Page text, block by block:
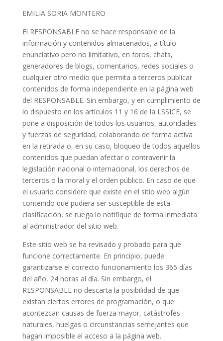
EMILIA SORIA MONTERO
El RESPONSABLE no se hace responsable de la
información y contenidos almacenados, a título
enunciativo pero no limitativo, en foros, chats,
generadores de blogs, comentarios, redes sociales o
cualquier otro medio que permita a terceros publicar
contenidos de forma independiente en la página web
del RESPONSABLE. Sin embargo, y en cumplimiento de
lo dispuesto en los artículos 11 y 16 de la LSSICE, se
pone a disposición de todos los usuarios, autoridades
y fuerzas de seguridad, colaborando de forma activa
en la retirada o, en su caso, bloqueo de todos aquellos
contenidos que puedan afectar o contravenir la
legislación nacional o internacional, los derechos de
terceros o la moral y el orden público. En caso de que
el usuario considere que existe en el sitio web algún
contenido que pudiera ser susceptible de esta
clasificación, se ruega lo notifique de forma inmediata
al administrador del sitio web.
Este sitio web se ha revisado y probado para que
funcione correctamente. En principio, puede
garantizarse el correcto funcionamiento los 365 días
del año, 24 horas al día. Sin embargo, el
RESPONSABLE no descarta la posibilidad de que
existan ciertos errores de programación, o que
acontezcan causas de fuerza mayor, catástrofes
naturales, huelgas o circunstancias semejantes que
hagan imposible el acceso a la página web.